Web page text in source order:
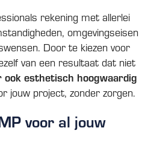
rekening met allerlei
omgevingseisen
Door te kiezen voor
van een resultaat dat niet
esthetisch hoogwaardig
jouw project, zonder zorgen.
voor al jouw